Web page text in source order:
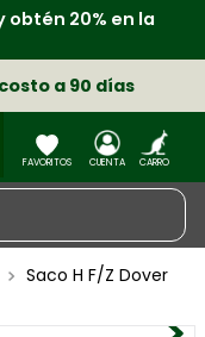
20% en la
a 90 días
Saco H F/Z Dover